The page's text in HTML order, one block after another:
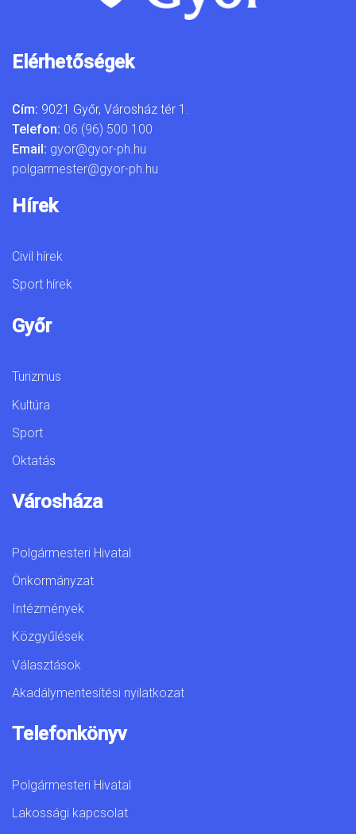
Elérhetőségek
Cím: 9021 Győr, Városház tér 1.
Telefon: 06 (96) 500 100
Email: gyor@gyor-ph.hu
polgarmester@gyor-ph.hu
Hírek
Civil hírek
Sport hírek
Győr
Turizmus
Kultúra
Sport
Oktatás
Városháza
Polgármesteri Hivatal
Önkormányzat
Intézmények
Közgyűlések
Választások
Akadálymentesítési nyilatkozat
Telefonkönyv
Polgármesteri Hivatal
Lakossági kapcsolat